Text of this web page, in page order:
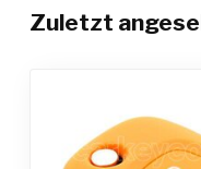
Zuletzt